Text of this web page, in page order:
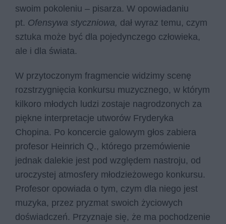
swoim pokoleniu – pisarza. W opowiadaniu
pt. Ofensywa styczniowa, dał wyraz temu, czym
sztuka może być dla pojedynczego człowieka,
ale i dla świata.
W przytoczonym fragmencie widzimy scenę
rozstrzygnięcia konkursu muzycznego, w którym
kilkoro młodych ludzi zostaje nagrodzonych za
piękne interpretacje utworów Fryderyka
Chopina. Po koncercie galowym głos zabiera
profesor Heinrich Q., którego przemówienie
jednak dalekie jest pod względem nastroju, od
uroczystej atmosfery młodzieżowego konkursu.
Profesor opowiada o tym, czym dla niego jest
muzyka, przez pryzmat swoich życiowych
doświadczeń. Przyznaje się, że ma pochodzenie